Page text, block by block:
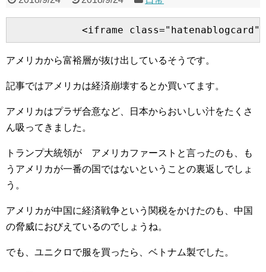
アメリカから富裕層が抜け出しているそうです。
記事ではアメリカは経済崩壊するとか買いてます。
アメリカはプラザ合意など、日本からおいしい汁をたくさ
ん吸ってきました。
トランプ大統領が アメリカファーストと言ったのも、も
うアメリカが一番の国ではないということの裏返しでしょ
う。
アメリカが中国に経済戦争という関税をかけたのも、中国
の脅威におびえているのでしょうね。
でも、ユニクロで服を買ったら、ベトナム製でした。